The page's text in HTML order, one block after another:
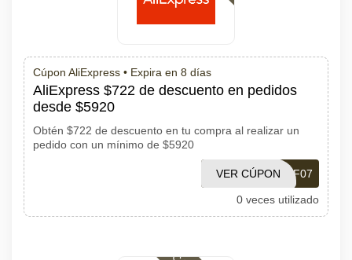
Cúpon AliExpress • Expira en 8 días
AliExpress $722 de descuento en pedidos
desde $5920
Obtén $722 de descuento en tu compra al realizar un
pedido con un mínimo de $5920
PDF07
VER CÚPON
0 veces utilizado